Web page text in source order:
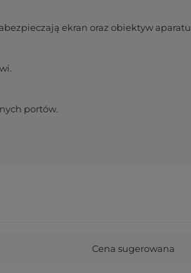
ekran oraz obiektyw aparatu.
portów.
Cena sugerowana